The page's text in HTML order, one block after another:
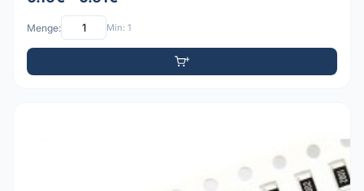
Menge: Min: 1